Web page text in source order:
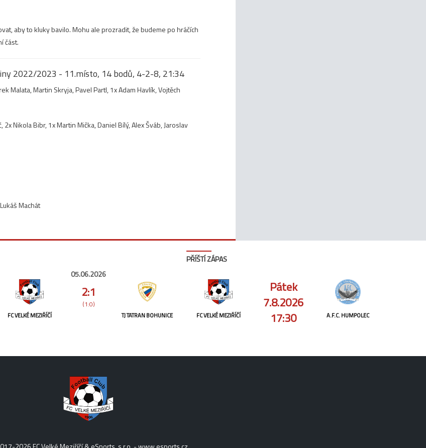
aby to kluky bavilo. Mohu ale prozradit, že budeme po hráčích
část.
2022/2023 - 11.místo, 14 bodů, 4-2-8, 21:34
Malata, Martin Skryja, Pavel Partl, 1x Adam Havlík, Vojtěch
2x Nikola Bibr, 1x Martin Mička, Daniel Bílý, Alex Šváb, Jaroslav
Machát
FC VELKÉ MEZIŘÍČÍ
05.06.2026
2:1
(1:0)
TJ TATRAN BOHUNICE
PŘÍŠTÍ ZÁPAS
FC VELKÉ MEZIŘÍČÍ
Pátek
7.8.2026
17:30
A.F.C. HUMPOLEC